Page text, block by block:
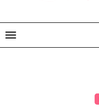
Открыть
меню